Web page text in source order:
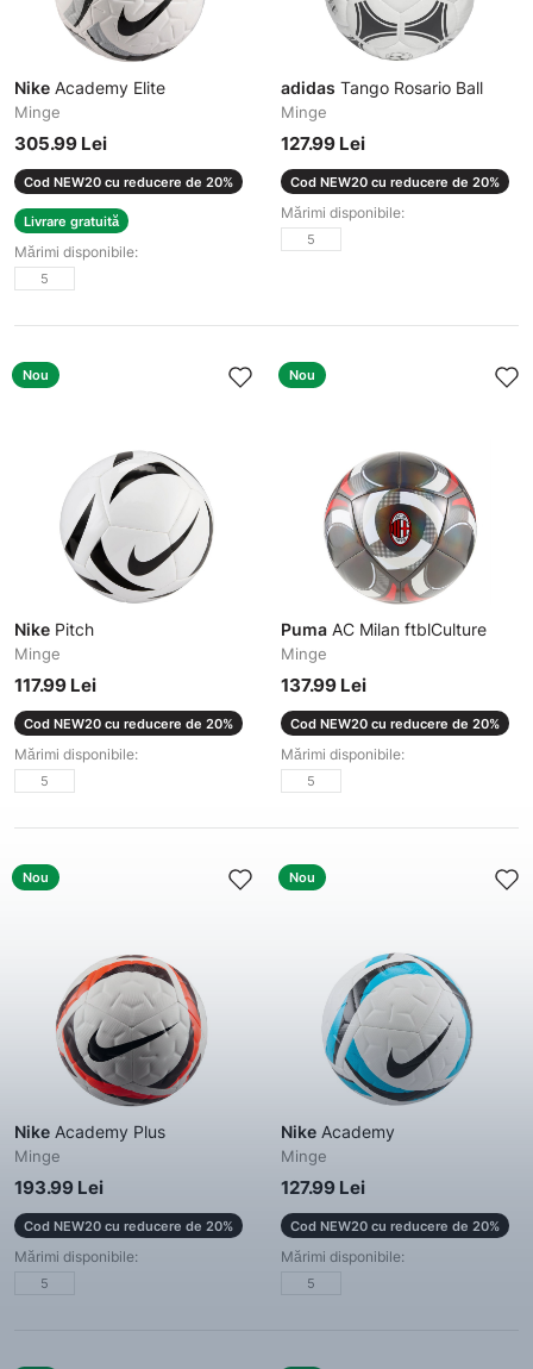
Nike Academy Elite
Minge
305.99 Lei
Cod NEW20 cu reducere de 20%
Livrare gratuită
Mărimi disponibile:
5
adidas Tango Rosario Ball
Minge
127.99 Lei
Cod NEW20 cu reducere de 20%
Mărimi disponibile:
5
Nou
Nike Pitch
Minge
117.99 Lei
Cod NEW20 cu reducere de 20%
Mărimi disponibile:
5
Nou
Puma AC Milan ftblCulture
Minge
137.99 Lei
Cod NEW20 cu reducere de 20%
Mărimi disponibile:
5
Nou
Nike Academy Plus
Minge
193.99 Lei
Cod NEW20 cu reducere de 20%
Mărimi disponibile:
5
Nou
Nike Academy
Minge
127.99 Lei
Cod NEW20 cu reducere de 20%
Mărimi disponibile:
5